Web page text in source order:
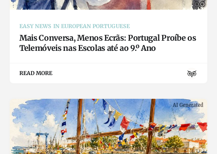
EASY NEWS IN EUROPEAN PORTUGUESE
Mais Conversa, Menos Ecrãs: Portugal Proíbe os
Telemóveis nas Escolas até ao 9.º Ano
READ MORE